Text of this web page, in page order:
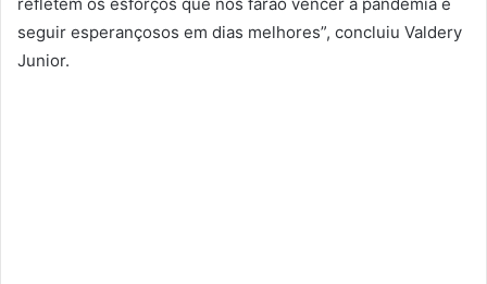
seguir esperançosos em dias melhores”, concluiu Valdery
Junior.